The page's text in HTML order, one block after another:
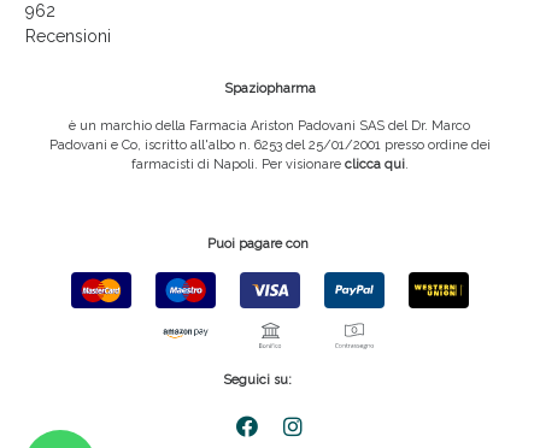
962
Recensioni
Spaziopharma
è un marchio della Farmacia Ariston Padovani SAS del Dr. Marco
Padovani e Co, iscritto all'albo n. 6253 del 25/01/2001 presso ordine dei
farmacisti di Napoli. Per visionare clicca qui.
Puoi pagare con
Seguici su: